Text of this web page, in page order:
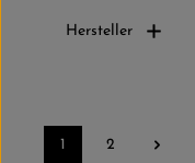
Hersteller
1 2